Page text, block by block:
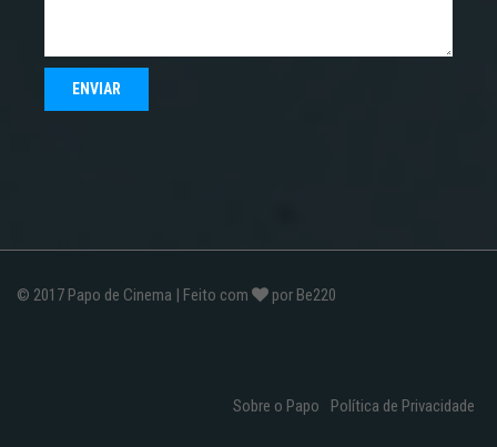
© 2017 Papo de Cinema | Feito com por Be220
Sobre o Papo Política de Privacidade